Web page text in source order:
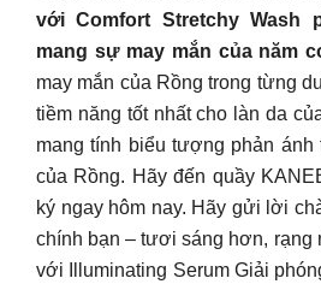
với Comfort Stretchy Wash
mang sự may mắn của năm
may mắn của Rồng trong từng
tiềm năng tốt nhất cho làn da
mang tính biểu tượng phản
của Rồng. Hãy đến quầy
ký ngay hôm nay. Hãy gửi lời
chính bạn – tươi sáng hơn, rạng
với Illuminating Serum Giải